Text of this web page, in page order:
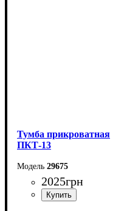
Тумба прикроватная
ПКТ-13
29675
2025грн